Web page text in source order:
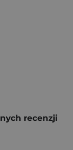
recenzji